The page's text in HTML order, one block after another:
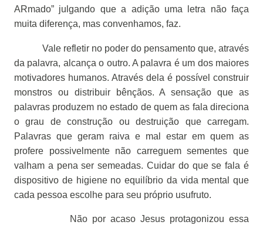
ARmado” julgando que a adição uma letra não faça
muita diferença, mas convenhamos, faz.
Vale refletir no poder do pensamento que, através
da palavra, alcança o outro. A palavra é um dos maiores
motivadores humanos. Através dela é possível construir
monstros ou distribuir bênçãos. A sensação que as
palavras produzem no estado de quem as fala direciona
o grau de construção ou destruição que carregam.
Palavras que geram raiva e mal estar em quem as
profere possivelmente não carreguem sementes que
valham a pena ser semeadas. Cuidar do que se fala é
dispositivo de higiene no equilíbrio da vida mental que
cada pessoa escolhe para seu próprio usufruto.
Não por acaso Jesus protagonizou essa